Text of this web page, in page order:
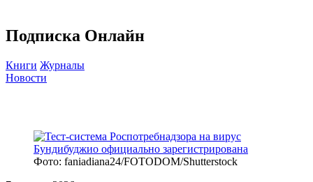
Подписка Онлайн
Книги Журналы
Новости
Фото: faniadiana24/FOTODOM/Shutterstock